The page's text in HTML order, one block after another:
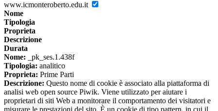
www.icmonteroberto.edu.it
Nome
Tipologia
Proprieta
Descrizione
Durata
Nome: _pk_ses.1.438f
Tipologia: analitico
Proprieta: Prime Parti
Descrizione: Questo nome di cookie è associato alla piattaforma di
analisi web open source Piwik. Viene utilizzato per aiutare i
proprietari di siti Web a monitorare il comportamento dei visitatori e
misurare le prestazioni del sito. È un cookie di tipo pattern, in cui il